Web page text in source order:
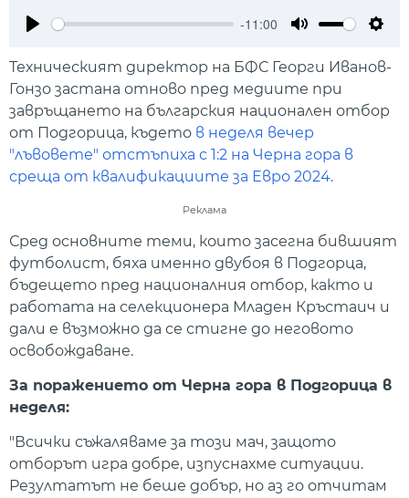
-11:00
Техническият директор на БФС Георги Иванов-
Гонзо застана отново пред медиите при
завръщането на българския национален отбор
от Подгорица, където в неделя вечер
"лъвовете" отстъпиха с 1:2 на Черна гора в
среща от квалификациите за Евро 2024.
Реклама
Сред основните теми, които засегна бившият
футболист, бяха именно двубоя в Подгорца,
бъдещето пред националния отбор, както и
работата на селекционера Младен Кръстаич и
дали е възможно да се стигне до неговото
освобождаване.
За поражението от Черна гора в Подгорица в
неделя:
"Всички съжаляваме за този мач, защото
отборът игра добре, изпуснахме ситуации.
Резултатът не беше добър, но аз го отчитам